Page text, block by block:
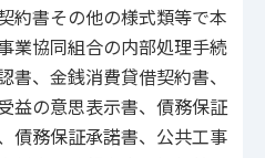
約書その他の様式類等で本
業協同組合の内部処理手続
書、金銭消費貸借契約書、
益の意思表示書、債務保証
債務保証承諾書、公共工事